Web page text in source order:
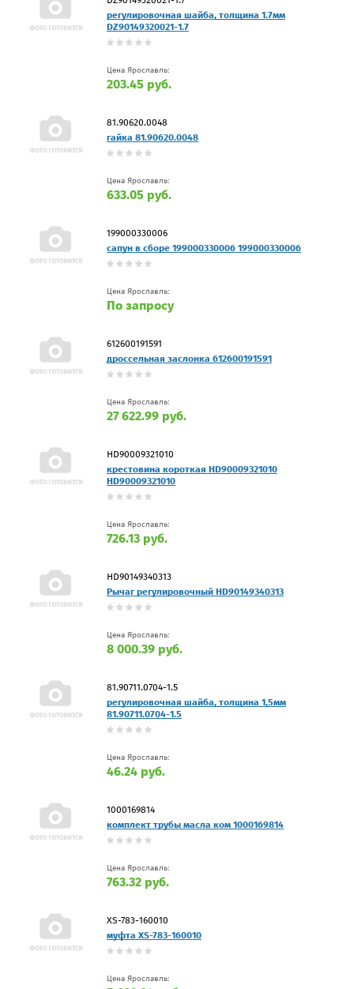
регулировочная шайба, толщина 1.7мм
DZ90149320021-1.7
Цена Ярославль:
203.45 руб.
81.90620.0048
гайка 81.90620.0048
Цена Ярославль:
633.05 руб.
199000330006
сапун в сборе 199000330006 199000330006
Цена Ярославль:
По запросу
612600191591
дроссельная заслонка 612600191591
Цена Ярославль:
27 622.99 руб.
HD90009321010
крестовина короткая HD90009321010
HD90009321010
Цена Ярославль:
726.13 руб.
HD90149340313
Рычаг регулировочный HD90149340313
Цена Ярославль:
8 000.39 руб.
81.90711.0704-1.5
регулировочная шайба, толщина 1,5мм
81.90711.0704-1.5
Цена Ярославль:
46.24 руб.
1000169814
комплект трубы масла ком 1000169814
Цена Ярославль:
763.32 руб.
XS-783-160010
муфта XS-783-160010
Цена Ярославль: